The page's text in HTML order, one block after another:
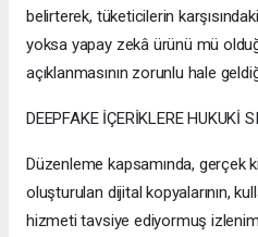
belirterek, tüketicilerin
yoksa yapay zekâ ürünü mü
açıklanmasının zorunlu hale
DEEPFAKE İÇERİKLERE HUKUKİ
Düzenleme kapsamında, gerçek
oluşturulan dijital kopyalarının,
hizmeti tavsiye ediyormuş